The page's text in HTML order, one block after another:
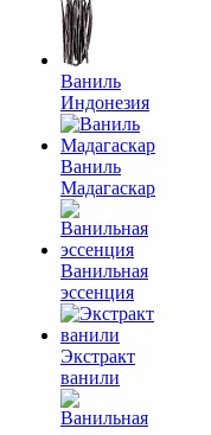
Ваниль
Индонезия
Ваниль
Мадагаскар
Ванильная
эссенция
Экстракт
ванили